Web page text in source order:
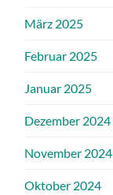
März 2025
Februar 2025
Januar 2025
Dezember 2024
November 2024
Oktober 2024